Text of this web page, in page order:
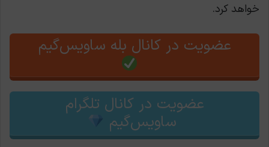
خواهد کرد.
عضویت در کانال بله ساویس‌گیم
عضویت در کانال تلگرام
ساویس‌گیم